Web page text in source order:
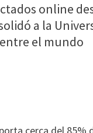
online
a la
el mundo